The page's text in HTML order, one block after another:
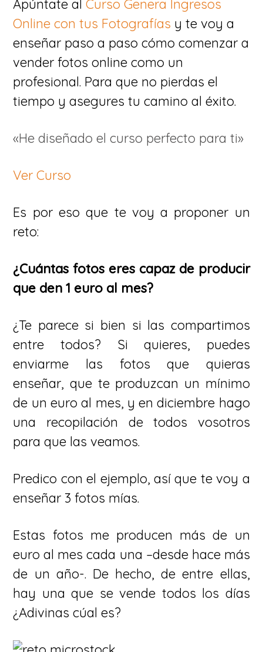
Apúntate alCurso Genera Ingresos
Online con tus Fotografías y te voy a
enseñar paso a paso cómo comenzar a
vender fotos online como un
profesional. Para que no pierdas el
tiempo y asegures tu camino al éxito.
«He diseñado el curso perfecto para ti»
Ver Curso
Es por eso que te voy a proponer un
reto:
¿Cuántas fotos eres capaz de producir
que den 1 euro al mes?
¿Te parece si bien si las compartimos
entre todos? Si quieres, puedes
enviarme las fotos que quieras
enseñar, que te produzcan un mínimo
de un euro al mes, y en diciembre hago
una recopilación de todos vosotros
para que las veamos.
Predico con el ejemplo, así que te voy a
enseñar 3 fotos mías.
Estas fotos me producen más de un
euro al mes cada una –desde hace más
de un año-. De hecho, de entre ellas,
hay una que se vende todos los días
¿Adivinas cúal es?